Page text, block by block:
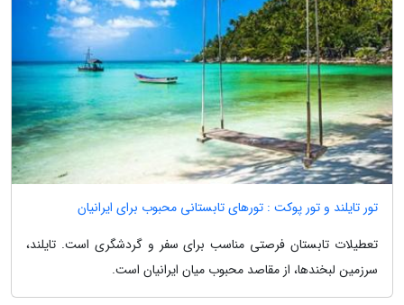
تور تایلند و تور پوکت : تورهای تابستانی محبوب برای ایرانیان
تعطیلات تابستان فرصتی مناسب برای سفر و گردشگری است. تایلند،
سرزمین لبخندها، از مقاصد محبوب میان ایرانیان است.